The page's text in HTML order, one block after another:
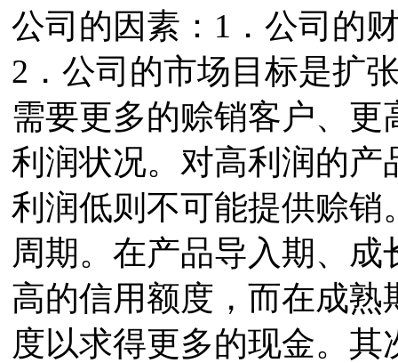
公司的因素：1．公司的
2．公司的市场目标是扩
需要更多的赊销客户、
利润状况。对高利润的
利润低则不可能提供赊销
周期。在产品导入期、
高的信用额度，而在成
度以求得更多的现金。